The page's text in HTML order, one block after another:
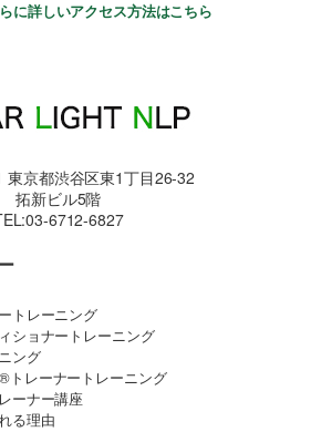
に詳しいアクセス方法はこちら
東京都渋谷区東1丁目26-32
拓新ビル5階
6712-6827
トレーニング
ショナートレーニング
ング
トレーナートレーニング
ーナー講座
る理由